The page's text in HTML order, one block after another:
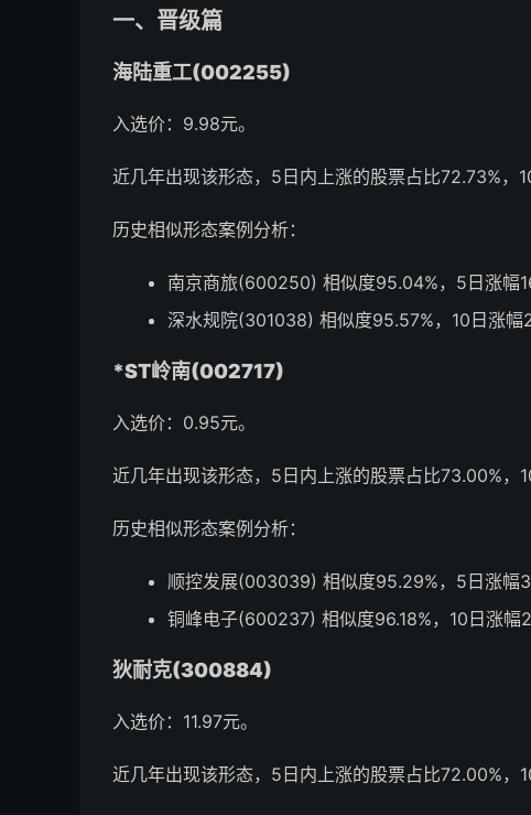
一、晋级篇
海陆重工(002255)
入选价：9.98元。
近几年出现该形态，5日内上涨的股票占比72.73%，
历史相似形态案例分析：
南京商旅(600250) 相似度95.04%，5日涨幅
深水规院(301038) 相似度95.57%，10日涨幅
*ST岭南(002717)
入选价：0.95元。
近几年出现该形态，5日内上涨的股票占比73.00%，
历史相似形态案例分析：
顺控发展(003039) 相似度95.29%，5日涨幅
铜峰电子(600237) 相似度96.18%，10日涨幅
狄耐克(300884)
入选价：11.97元。
近几年出现该形态，5日内上涨的股票占比72.00%，